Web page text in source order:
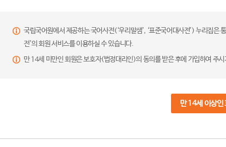
국립국어원에서 제공하는 국어사전(‘우리말샘’, ‘표준국어대사전’) 누리집
전’의 회원 서비스를 이용하실 수 있습니다.
만 14세 미만인 회원은 보호자(법정대리인)의 동의를 받은 후에 가입하여 주
만 14세 이상인